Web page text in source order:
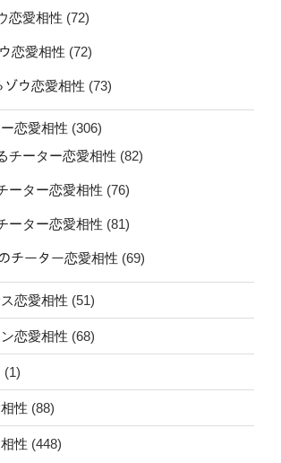
恋愛相性 (72)
恋愛相性 (72)
ゾウ恋愛相性 (73)
恋愛相性 (306)
チーター恋愛相性 (82)
ーター恋愛相性 (76)
ーター恋愛相性 (81)
チーター恋愛相性 (69)
恋愛相性 (51)
恋愛相性 (68)
(1)
性 (88)
性 (448)